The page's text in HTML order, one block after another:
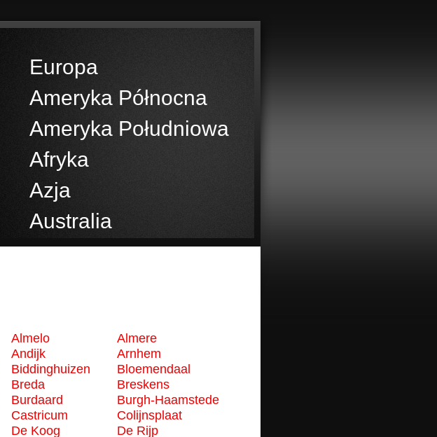
Europa
Ameryka Północna
Ameryka Południowa
Afryka
Azja
Australia
Almelo
Almere
Andijk
Arnhem
Biddinghuizen
Bloemendaal
Breda
Breskens
Burdaard
Burgh-Haamstede
Castricum
Colijnsplaat
De Koog
De Rijp